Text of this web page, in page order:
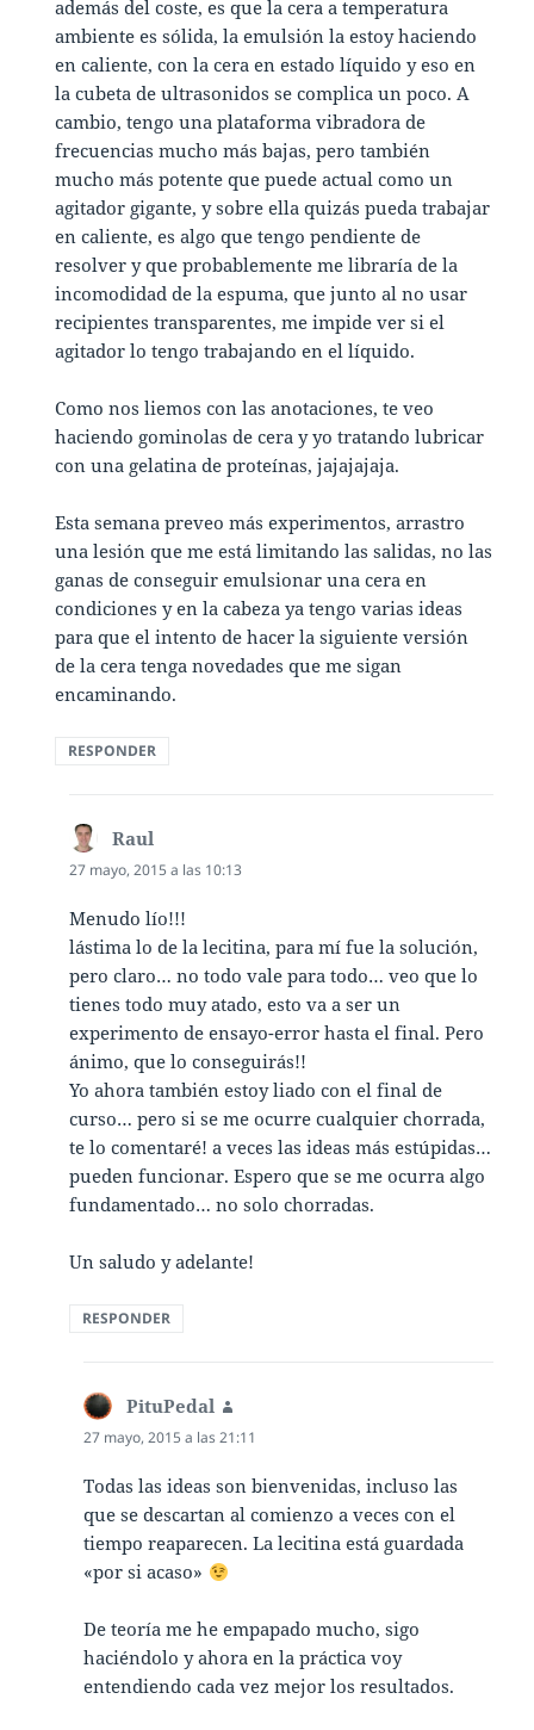
además del coste, es que la cera a temperatura
ambiente es sólida, la emulsión la estoy haciendo
en caliente, con la cera en estado líquido y eso en
la cubeta de ultrasonidos se complica un poco. A
cambio, tengo una plataforma vibradora de
frecuencias mucho más bajas, pero también
mucho más potente que puede actual como un
agitador gigante, y sobre ella quizás pueda trabajar
en caliente, es algo que tengo pendiente de
resolver y que probablemente me libraría de la
incomodidad de la espuma, que junto al no usar
recipientes transparentes, me impide ver si el
agitador lo tengo trabajando en el líquido.
Como nos liemos con las anotaciones, te veo
haciendo gominolas de cera y yo tratando lubricar
con una gelatina de proteínas, jajajajaja.
Esta semana preveo más experimentos, arrastro
una lesión que me está limitando las salidas, no las
ganas de conseguir emulsionar una cera en
condiciones y en la cabeza ya tengo varias ideas
para que el intento de hacer la siguiente versión
de la cera tenga novedades que me sigan
encaminando.
RESPONDER
Raul
27 mayo, 2015 a las 10:13
Menudo lío!!!
lástima lo de la lecitina, para mí fue la solución,
pero claro… no todo vale para todo… veo que lo
tienes todo muy atado, esto va a ser un
experimento de ensayo-error hasta el final. Pero
ánimo, que lo conseguirás!!
Yo ahora también estoy liado con el final de
curso… pero si se me ocurre cualquier chorrada,
te lo comentaré! a veces las ideas más estúpidas…
pueden funcionar. Espero que se me ocurra algo
fundamentado… no solo chorradas.
Un saludo y adelante!
RESPONDER
PituPedal
27 mayo, 2015 a las 21:11
Todas las ideas son bienvenidas, incluso las
que se descartan al comienzo a veces con el
tiempo reaparecen. La lecitina está guardada
«por si acaso»
De teoría me he empapado mucho, sigo
haciéndolo y ahora en la práctica voy
entendiendo cada vez mejor los resultados.